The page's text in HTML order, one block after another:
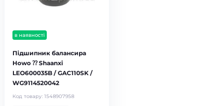
в наявності
Підшипник балансира
Howo ⁇ Shaanxi
LEO600035B / GAC110SK /
WG9114520042
Код товару: 1548907958